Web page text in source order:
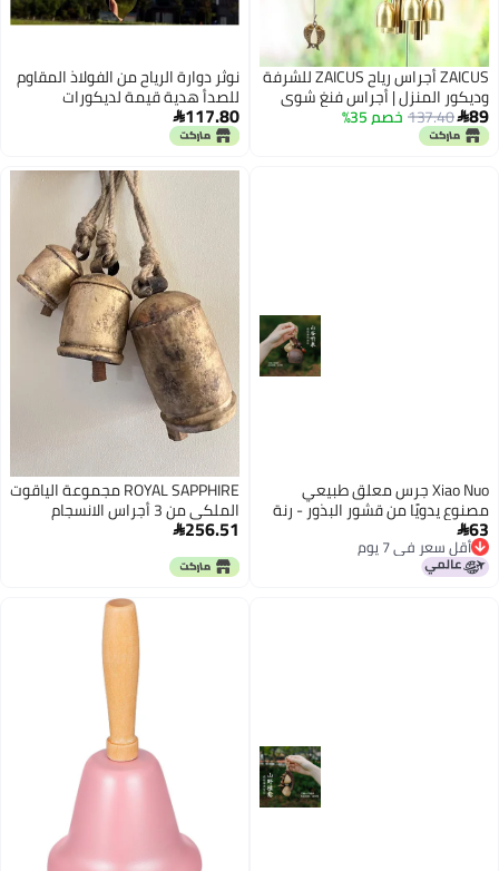
ZAICUS أجراس رياح ZAICUS للشرفة
وديكور المنزل | أجراس فنغ شوي
نحاسية | أجراس رياح أنيقة معلقة
89
137.40خصم 35%
نوثر دوارة الرياح من الفولاذ المقاوم
للصدأ هدية قيمة لديكورات
الحدائق الداخلية والخارجية والحرف
اليدوية، حرف زخارف ثلاثية الأبعاد
ودوارات رياح هدايا دوارة بحجم 8
بوصات
117.80
Xiao Nuo جرس معلق طبيعي
مصنوع يدويًا من قشور البذور - رنة
شفاء وسحر للحقائب
63
أقل سعر في 7 يوم
أقل سعر في 7 يوم
ROYAL SAPPHIRE مجموعة الياقوت
الملكي من 3 أجراس الانسجام
المعلقة - أجراس رياح ريفية مريحة
هادئة للحديقة
256.51